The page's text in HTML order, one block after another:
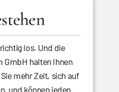
los. Und die
GmbH halten Ihnen
mehr Zeit, sich auf
und können jeden